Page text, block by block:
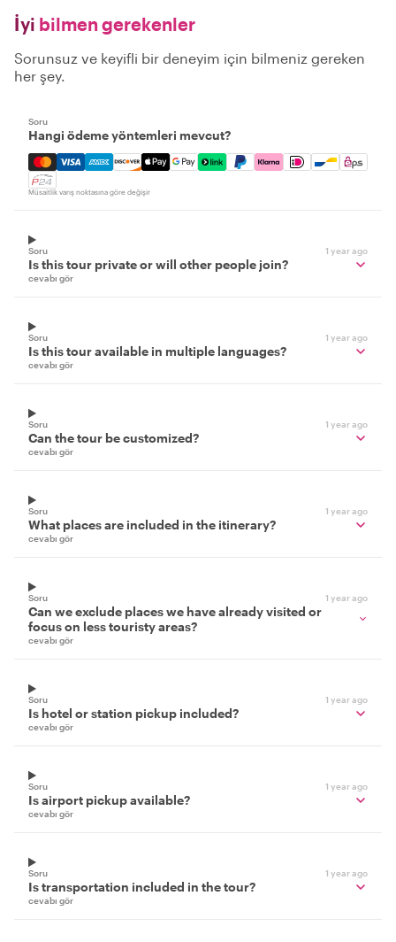
İyi bilmen gerekenler
Sorunsuz ve keyifli bir deneyim için bilmeniz gereken
her şey.
Soru
Hangi ödeme yöntemleri mevcut?
Mastercard, Visa, Amex, Discover, Apple Pay, Google
Müsaitlik varış noktasına göre değişir
Soru 1 year ago
Is this tour private or will other people join?
cevabı gör
Soru 1 year ago
Is this tour available in multiple languages?
cevabı gör
Soru 1 year ago
Can the tour be customized?
cevabı gör
Soru 1 year ago
What places are included in the itinerary?
cevabı gör
Soru 1 year ago
Can we exclude places we have already visited or
focus on less touristy areas?
cevabı gör
Soru 1 year ago
Is hotel or station pickup included?
cevabı gör
Soru 1 year ago
Is airport pickup available?
cevabı gör
Soru 1 year ago
Is transportation included in the tour?
cevabı gör